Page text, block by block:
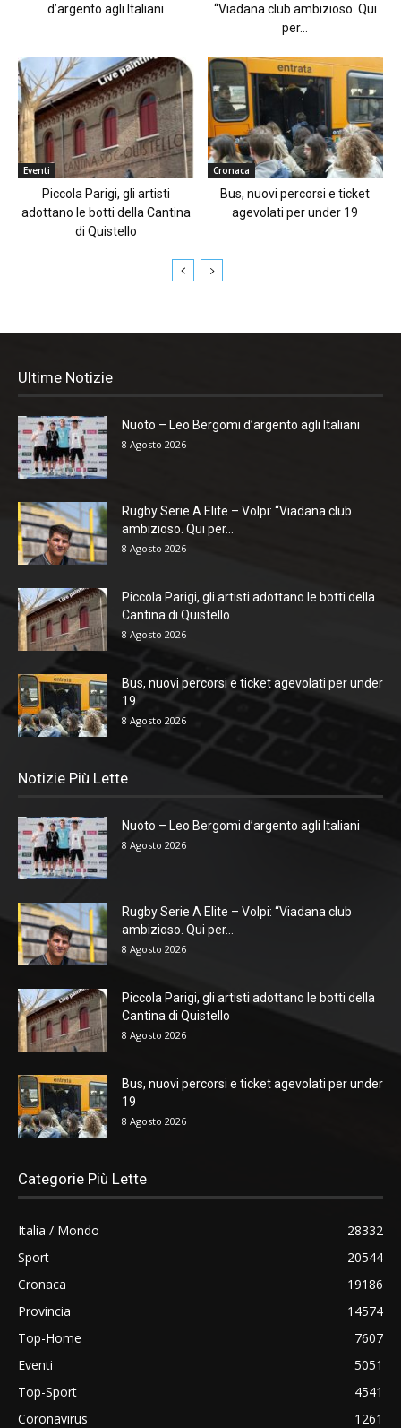
d’argento agli Italiani
“Viadana club ambizioso. Qui
per...
Eventi
Piccola Parigi, gli artisti
adottano le botti della Cantina
di Quistello
Cronaca
Bus, nuovi percorsi e ticket
agevolati per under 19
Ultime Notizie
Nuoto – Leo Bergomi d’argento agli Italiani
8 Agosto 2026
Rugby Serie A Elite – Volpi: “Viadana club
ambizioso. Qui per...
8 Agosto 2026
Piccola Parigi, gli artisti adottano le botti della
Cantina di Quistello
8 Agosto 2026
Bus, nuovi percorsi e ticket agevolati per under
19
8 Agosto 2026
Notizie Più Lette
Nuoto – Leo Bergomi d’argento agli Italiani
8 Agosto 2026
Rugby Serie A Elite – Volpi: “Viadana club
ambizioso. Qui per...
8 Agosto 2026
Piccola Parigi, gli artisti adottano le botti della
Cantina di Quistello
8 Agosto 2026
Bus, nuovi percorsi e ticket agevolati per under
19
8 Agosto 2026
Categorie Più Lette
Italia / Mondo
28332
Sport
20544
Cronaca
19186
Provincia
14574
Top-Home
7607
Eventi
5051
Top-Sport
4541
Coronavirus
1261